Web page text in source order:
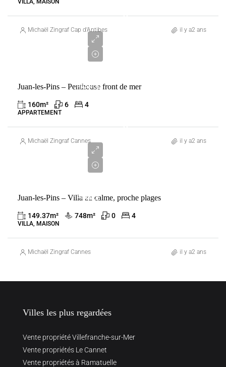
VILLA, MAISON
Michaël Zingraf Cap d’Antibes il y a2 ans
FRANCE
JUAN-
2
Juan-les-Pins – Penthouse front de mer
160m² 6 4
APPARTEMENT
Michaël Zingraf Cannes il y a2 ans
FRANCE
2
Juan-les-Pins – Villa au calme, proche plages
149.37m² 748m² 0 4
VILLA, MAISON
Michaël Zingraf Cannes il y a2 ans
Villes les plus regardées
Vente propriété Villefranche-sur-Mer
Vente propriétés Le Cannet
Vente propriétés à Ramatuelle